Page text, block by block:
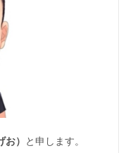
）
と申します。